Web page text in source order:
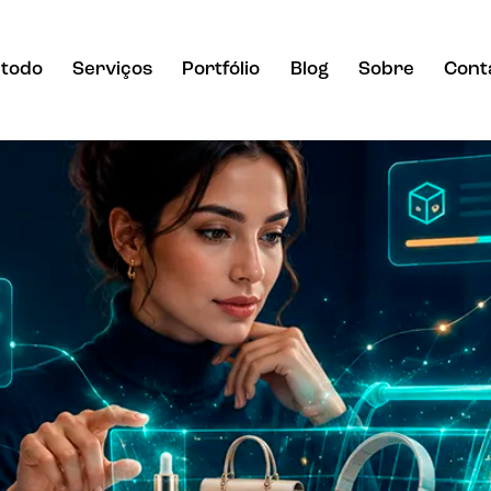
Serviços Portfólio Blog Sobre